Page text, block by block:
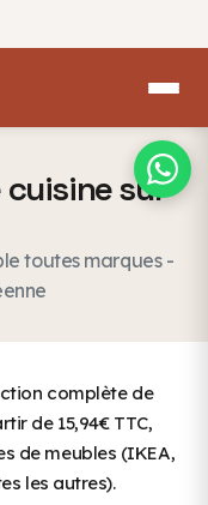
sur
toutes marques -
complète de
de 15,94€ TTC,
de meubles (IKEA,
les autres).